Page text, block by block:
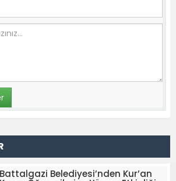
Battalgazi Belediyesi’nden Kur’an